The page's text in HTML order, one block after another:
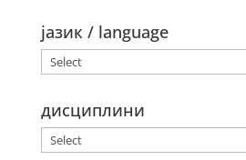
јазик / language
дисциплини